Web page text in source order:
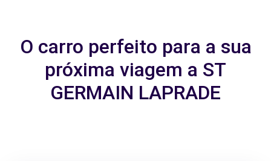
O carro perfeito para a sua
próxima viagem a ST
GERMAIN LAPRADE